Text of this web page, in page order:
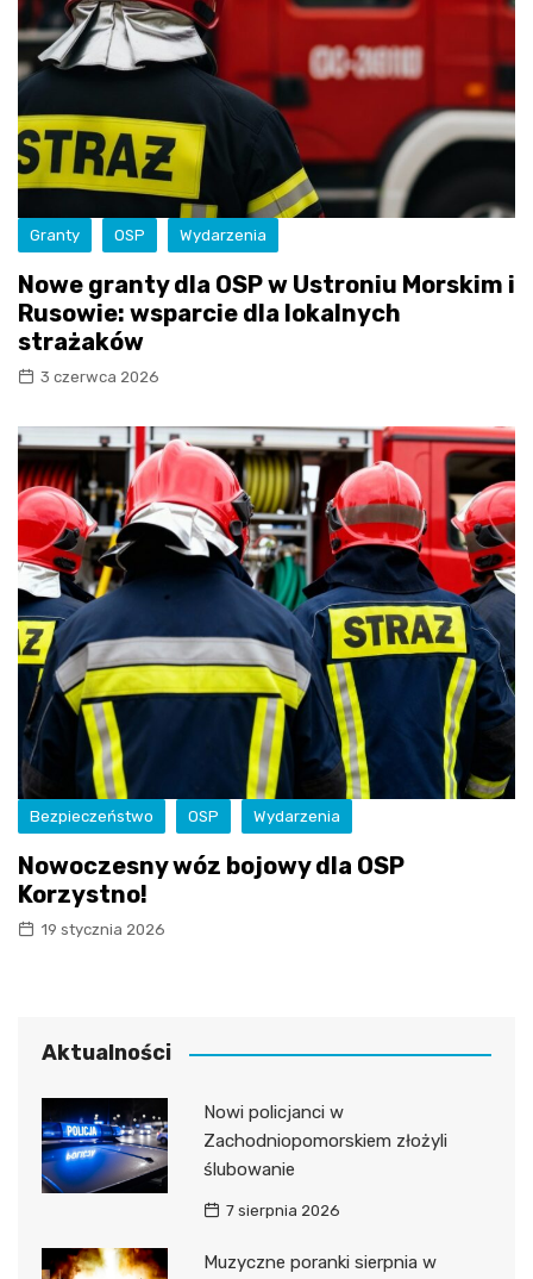
Granty OSP Wydarzenia
Nowe granty dla OSP w Ustroniu Morskim i
Rusowie: wsparcie dla lokalnych
strażaków
3 czerwca 2026
Bezpieczeństwo OSP Wydarzenia
Nowoczesny wóz bojowy dla OSP
Korzystno!
19 stycznia 2026
Aktualności
Nowi policjanci w
Zachodniopomorskiem złożyli
ślubowanie
7 sierpnia 2026
Muzyczne poranki sierpnia w